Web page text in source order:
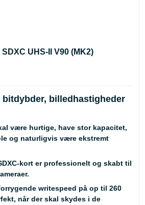
UHS-II V90 (MK2)
billedhastigheder
være hurtige, have stor kapacitet,
og naturligvis være ekstremt
kort er professionelt og skabt til
writespeed på op til 260
når der skal skydes i de